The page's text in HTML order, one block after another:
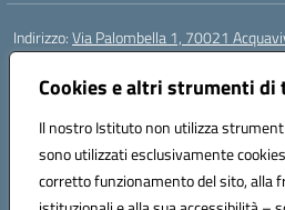
Cookies e altri strumenti di
Il nostro Istituto non utilizza
sono utilizzati esclusivamente
corretto funzionamento del sito, alla
Indirizzo:Via Palombella 1, 70021
Centralino:080/761013 Email:
Posta elettronica certificata (PEC):
Codice fiscale: 91121590722
Codice meccanografico:baic89400e
Codice Indice delle Pubbliche
Codice unico di fatturazione (CUF):